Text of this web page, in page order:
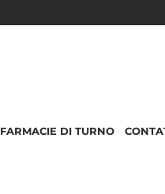
FARMACIE DI TURNO